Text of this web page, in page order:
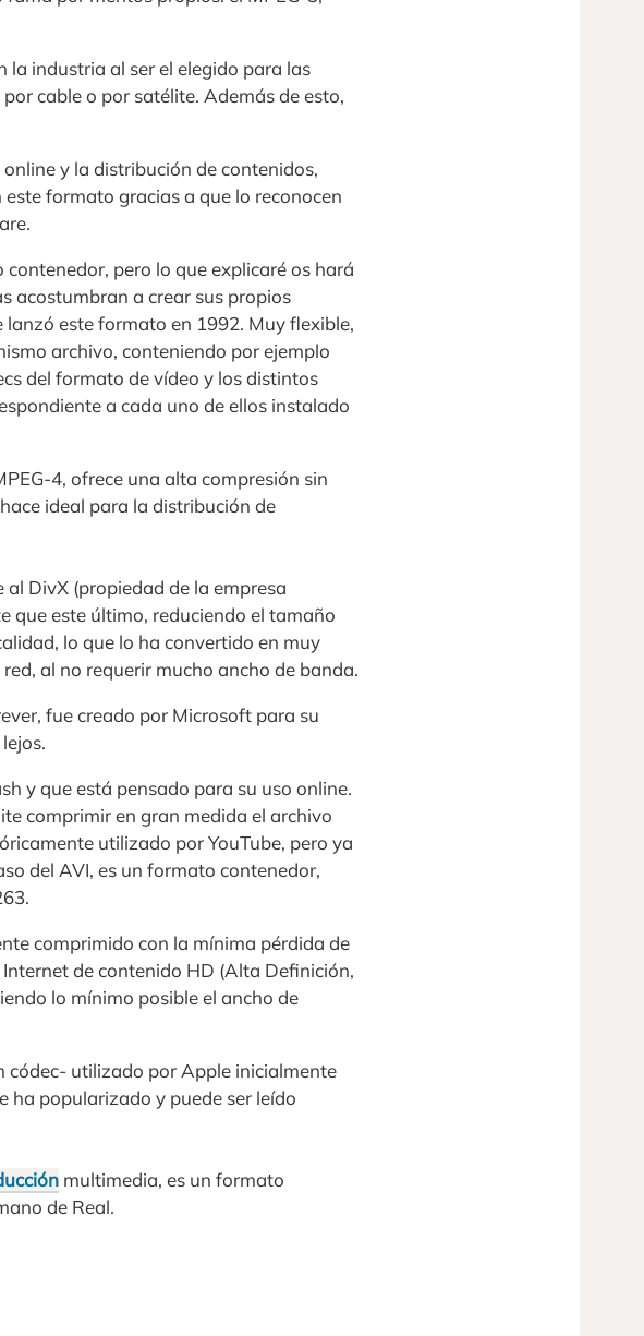
la industria al ser el elegido para las
cable o por satélite. Además de esto,
y la distribución de contenidos,
formato gracias a que lo reconocen
pero lo que explicaré os hará
acostumbran a crear sus propios
este formato en 1992. Muy flexible,
archivo, conteniendo por ejemplo
del formato de vídeo y los distintos
a cada uno de ellos instalado
4, ofrece una alta compresión sin
ideal para la distribución de
DivX (propiedad de la empresa
que este último, reduciendo el tamaño
lo que lo ha convertido en muy
al no requerir mucho ancho de banda.
fue creado por Microsoft para su
y que está pensado para su uso online.
comprimir en gran medida el archivo
utilizado por YouTube, pero ya
del AVI, es un formato contenedor,
comprimido con la mínima pérdida de
de contenido HD (Alta Definición,
lo mínimo posible el ancho de
códec- utilizado por Apple inicialmente
ha popularizado y puede ser leído
multimedia, es un formato
de Real.